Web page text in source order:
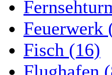
Feuerwerk
Fisch (16)